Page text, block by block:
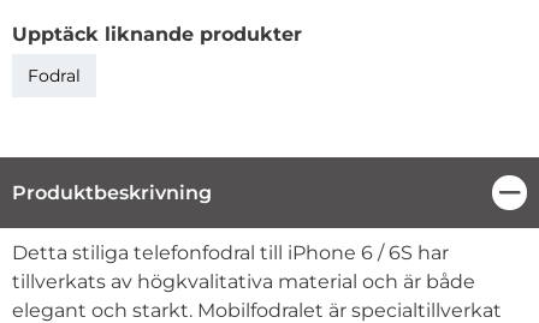
Upptäck liknande produkter
Fodral
Produktbeskrivning
Produktbeskrivning
Detta stiliga telefonfodral till iPhone 6 / 6S har
tillverkats av högkvalitativa material och är både
elegant och starkt. Mobilfodralet är specialtillverkat